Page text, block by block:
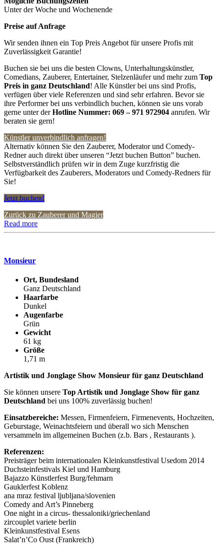
Unter der Woche und Wochenende
Preise auf Anfrage
Wir senden ihnen ein Top Preis Angebot für unsere Profis mit
Zuverlässigkeit Garantie!
Buchen sie bei uns die besten Clowns, Unterhaltungskünstler,
Comedians, Zauberer, Entertainer, Stelzenläufer und mehr zum Top
Preis in ganz Deutschland! Alle Künstler bei uns sind Profis,
verfügen über viele Referenzen und sind sehr erfahren. Bevor sie
ihre Performer bei uns verbindlich buchen, können sie uns vorab
gerne unter derHotline Nummer: 069 – 971 972904 anrufen. Wir
beraten sie gern!
Künstler unverbindlich anfragen!
Alternativ können Sie den Zauberer, Moderator und Comedy-
Redner auch direkt über unseren “Jetzt buchen Button” buchen.
Selbstverständlich prüfen wir in dem Zuge kurzfristig die
Verfügbarkeit des Zauberers, Moderators und Comedy-Redners für
Sie!
Jetzt buchen!
Zurück zu Zauberer und Magier
Read more
Monsieur
Ort, Bundesland
Ganz Deutschland
Haarfarbe
Dunkel
Augenfarbe
Grün
Gewicht
61 kg
Größe
1,71 m
Artistik und Jonglage Show Monsieur für ganz Deutschland
Sie können unsere Top Artistik und Jonglage Show für ganz
Deutschland bei uns 100% zuverlässig buchen!
Einsatzbereiche: Messen, Firmenfeiern, Firmenevents, Hochzeiten,
Geburstage, Weinachtsfeiern und überall wo sich Menschen
versammeln im allgemeinen Buchen (z.b. Bars , Restaurants ).
Referenzen:
Preisträger beim internationalen Kleinkunstfestival Usedom 2014
Duchsteinfestivals Kiel und Hamburg
Bajazzo Künstlerfest Burg/fehmarn
Gauklerfest Koblenz
ana mraz festival ljubljana/slovenien
Comedy and Art’s Pinneberg
One night in a circus- thessaloniki/griechenland
zircouplet variete berlin
Kleinkunstfestival Esens
Salat’n’Co Oust (Frankreich)